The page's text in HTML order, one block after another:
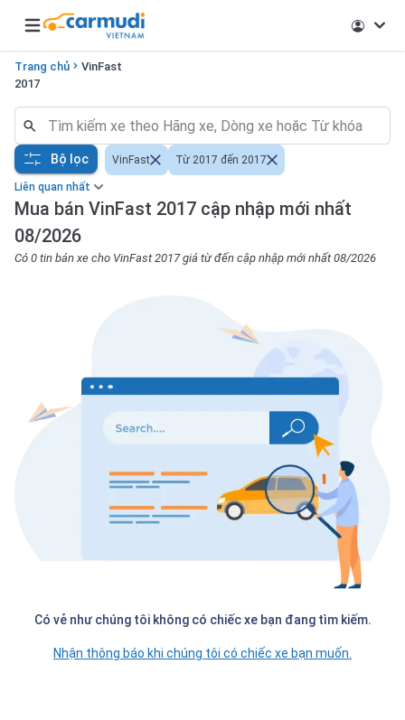
Open main menu
Trang chủ
VinFast
2017
Liên quan nhất
Mua bán VinFast 2017 cập nhập mới nhất
08/2026
Có 0 tin bán xe cho VinFast 2017 giá từ đến cập nhập mới nhất 08/2026
Bộ lọc VinFast Từ 2017 đến 2017
Có vẻ như chúng tôi không có chiếc xe bạn đang tìm kiếm.
Nhận thông báo khi chúng tôi có chiếc xe bạn muốn.